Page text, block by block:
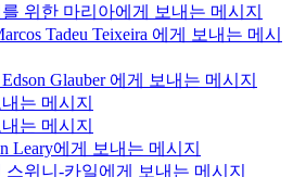
위한 마리아에게 보내는 메시지
Tadeu Teixeira 에게 보내는 메시
Glauber 에게 보내는 메시지
는 메시지
는 메시지
Leary에게 보내는 메시지
위니-카일에게 보내는 메시지